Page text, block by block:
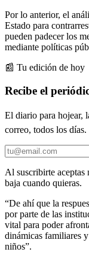
Por lo anterior, el
Estado para
pueden padecer los
mediante políticas
📰 Tu edición de hoy
Recibe el
El diario para hojear,
correo, todos los
Al suscribirte aceptas
baja cuando quieras.
“De ahí que la
por parte de las
vital para poder
dinámicas familiares
niños”.